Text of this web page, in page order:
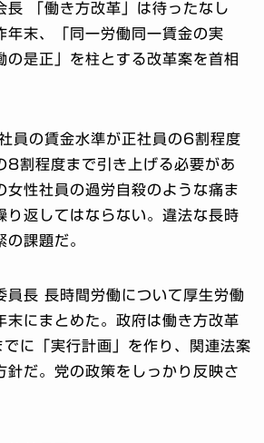
長 「働き方改革」は待ったなし
年末、「同一労働同一賃金の実
の是正」を柱とする改革案を首相
員の賃金水準が正社員の6割程度
8割程度まで引き上げる必要があ
女性社員の過労自殺のような痛ま
り返してはならない。違法な長時
の課題だ。
員長 長時間労働について厚生労働
末にまとめた。政府は働き方改革
に「実行計画」を作り、関連法案
針だ。党の政策をしっかり反映さ